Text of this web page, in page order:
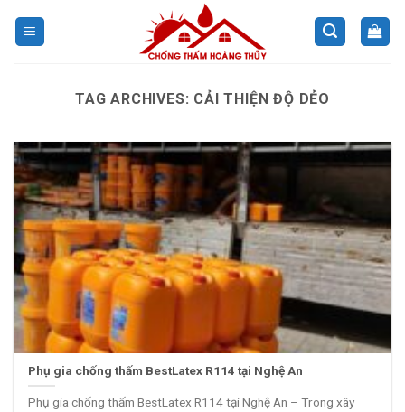
TAG ARCHIVES: CẢI THIỆN ĐỘ DẺO
Phụ gia chống thấm BestLatex R114 tại Nghệ An
Phụ gia chống thấm BestLatex R114 tại Nghệ An – Trong xây